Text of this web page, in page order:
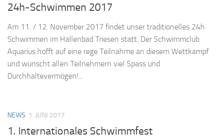
24h-Schwimmen 2017
Am 11. / 12. November 2017 findet unser traditionelles 24h
Schwimmen im Hallenbad Triesen statt. Der Schwimmclub
Aquarius hofft auf eine rege Teilnahme an diesem Wettkampf
und wünscht allen Teilnehmern viel Spass und
Durchhaltevermögen!...
NEWS 1. JUNI 2017
1. Internationales Schwimmfest